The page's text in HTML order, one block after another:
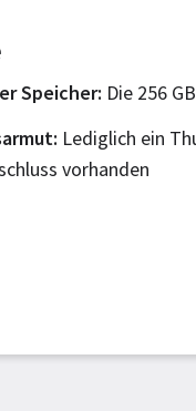
Speicher Die 256
Lediglich ein
vorhanden